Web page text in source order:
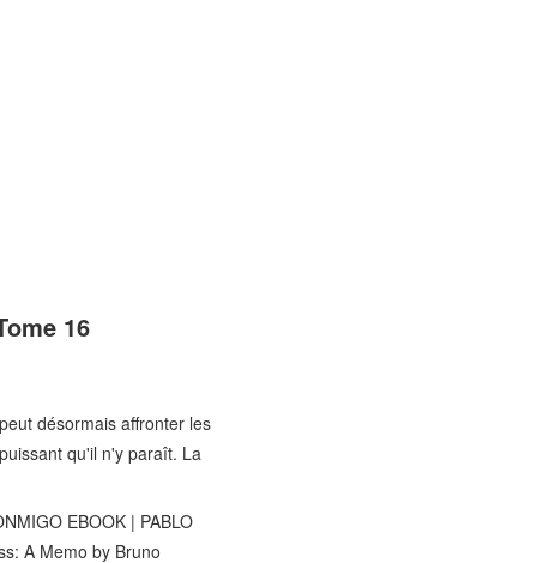
16
désormais affronter les
qu'il n'y paraît. La
EBOOK | PABLO
A Memo by Bruno